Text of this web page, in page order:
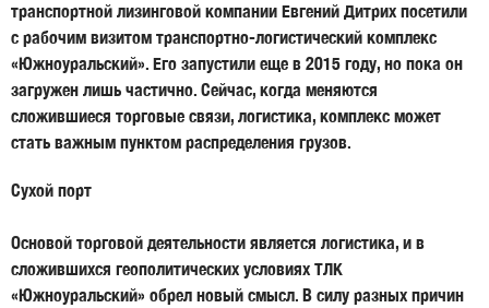
транспортной лизинговой компании Евгений Дитрих посетили
с рабочим визитом транспортно-логистический комплекс
«Южноуральский». Его запустили еще в 2015 году, но пока он
загружен лишь частично. Сейчас, когда меняются
сложившиеся торговые связи, логистика, комплекс может
стать важным пунктом распределения грузов.
Сухой порт
Основой торговой деятельности является логистика, и в
сложившихся геополитических условиях ТЛК
«Южноуральский» обрел новый смысл. В силу разных причин